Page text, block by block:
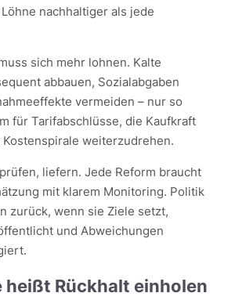
nachhaltiger als jede
sich mehr lohnen. Kalte
abbauen, Sozialabgaben
vermeiden – nur so
für Tarifabschlüsse, die Kaufkraft
weiterzudrehen.
liefern. Jede Reform braucht
mit klarem Monitoring. Politik
zurück, wenn sie Ziele setzt,
und Abweichungen
heißt Rückhalt einholen